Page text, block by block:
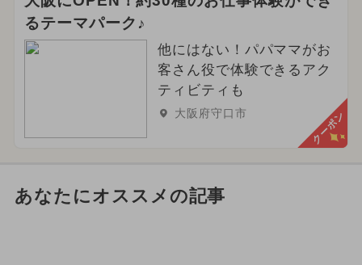
るテーマパーク♪
他にはない！パパママがお
客さん役で体験できるアク
ティビティも
大阪府守口市 クーポン
あなたにオススメの記事